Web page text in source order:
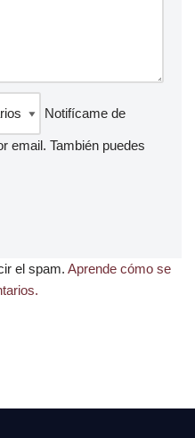
Notifícame de
email. También puedes
el spam. Aprende cómo se